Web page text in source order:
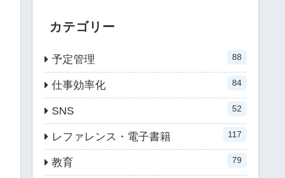
カテゴリー
予定管理 88
仕事効率化 84
SNS 52
レファレンス・電子書籍 117
教育 79